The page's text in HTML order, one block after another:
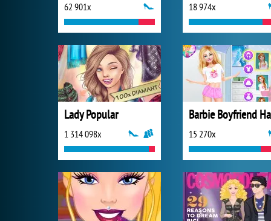
62 901x 18 974x
Lady Popular
1 314 098x 15 270x